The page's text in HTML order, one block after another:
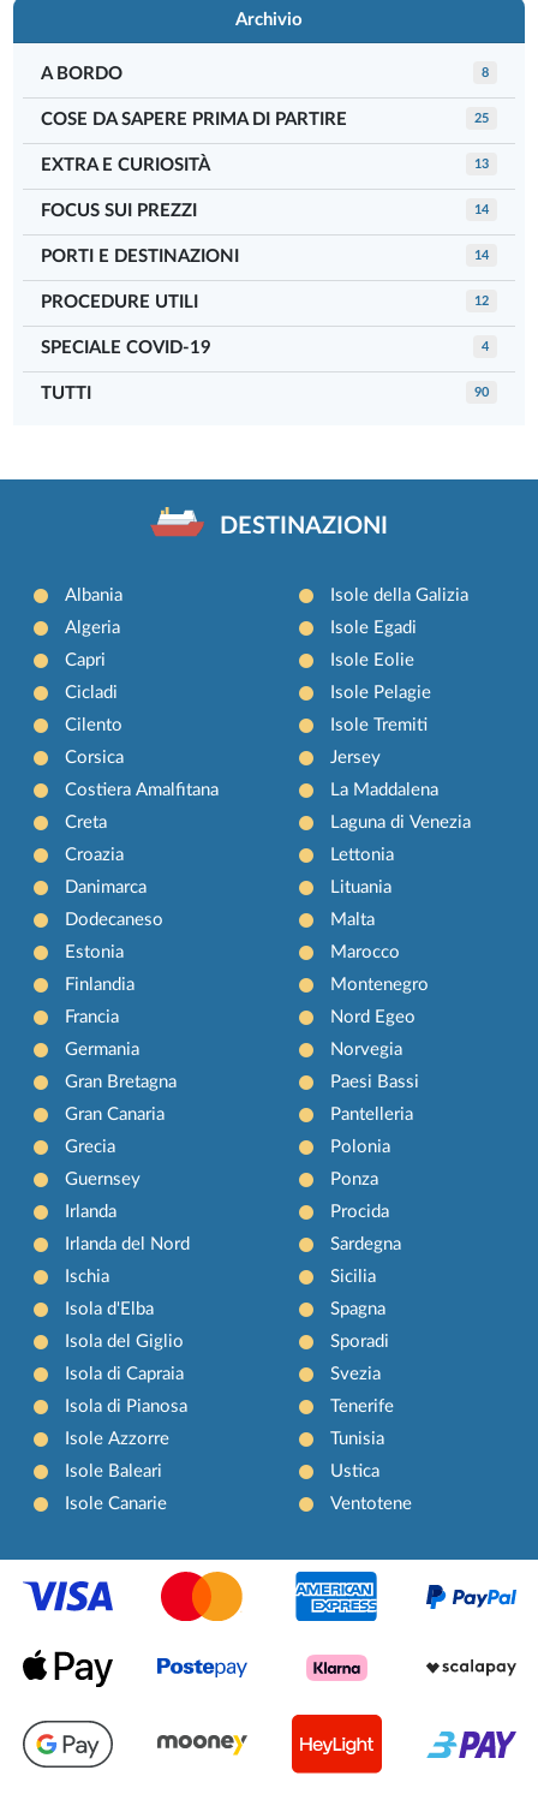
Archivio
A BORDO 8
COSE DA SAPERE PRIMA DI PARTIRE 25
EXTRA E CURIOSITÀ 13
FOCUS SUI PREZZI 14
PORTI E DESTINAZIONI 14
PROCEDURE UTILI 12
SPECIALE COVID-19 4
TUTTI 90
DESTINAZIONI
Albania
Algeria
Capri
Cicladi
Cilento
Corsica
Costiera Amalfitana
Creta
Croazia
Danimarca
Dodecaneso
Estonia
Finlandia
Francia
Germania
Gran Bretagna
Gran Canaria
Grecia
Guernsey
Irlanda
Irlanda del Nord
Ischia
Isola d'Elba
Isola del Giglio
Isola di Capraia
Isola di Pianosa
Isole Azzorre
Isole Baleari
Isole Canarie
Isole della Galizia
Isole Egadi
Isole Eolie
Isole Pelagie
Isole Tremiti
Jersey
La Maddalena
Laguna di Venezia
Lettonia
Lituania
Malta
Marocco
Montenegro
Nord Egeo
Norvegia
Paesi Bassi
Pantelleria
Polonia
Ponza
Procida
Sardegna
Sicilia
Spagna
Sporadi
Svezia
Tenerife
Tunisia
Ustica
Ventotene